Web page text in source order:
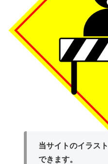
当サイトのイラス
できます。